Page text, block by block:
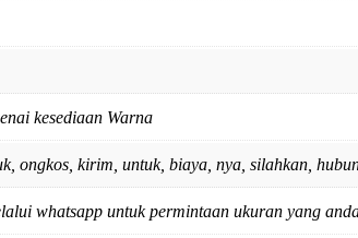
kesediaan Warna
ongkos, kirim, untuk, biaya, nya, silahkan,
whatsapp untuk permintaan ukuran yang